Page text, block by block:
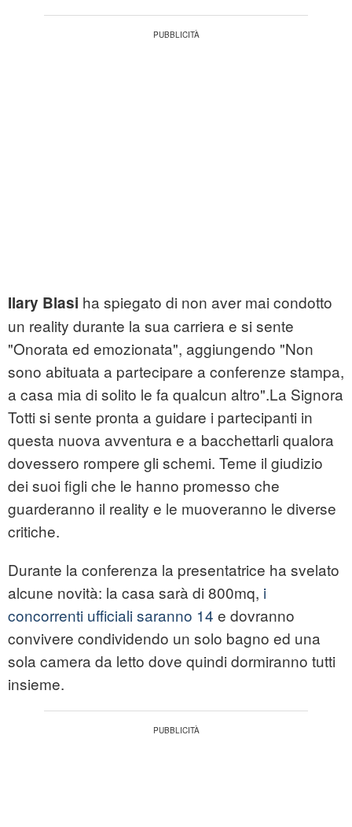
Ilary Blasi ha spiegato di non aver mai condotto
un reality durante la sua carriera e si sente
"Onorata ed emozionata", aggiungendo "Non
sono abituata a partecipare a conferenze stampa,
a casa mia di solito le fa qualcun altro".La Signora
Totti si sente pronta a guidare i partecipanti in
questa nuova avventura e a bacchettarli qualora
dovessero rompere gli schemi. Teme il giudizio
dei suoi figli che le hanno promesso che
guarderanno il reality e le muoveranno le diverse
critiche.
Durante la conferenza la presentatrice ha svelato
alcune novità: la casa sarà di 800mq, i
concorrenti ufficiali saranno 14 e dovranno
convivere condividendo un solo bagno ed una
sola camera da letto dove quindi dormiranno tutti
insieme.